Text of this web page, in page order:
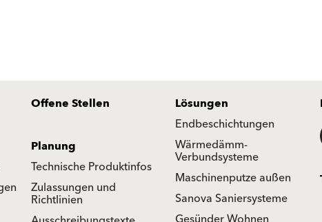
Offene Stellen
Lösungen
Endbeschichtungen
Wärmedämm-
Verbundsysteme
Maschinenputze außen
Sanova Saniersysteme
Planung
Technische Produktinfos
Zulassungen und
Richtlinien